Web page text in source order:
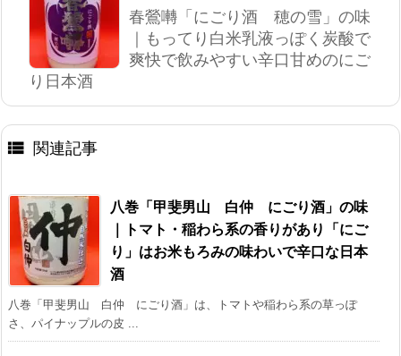
春鶯囀「にごり酒 穂の雪」の味
｜もってり白米乳液っぽく炭酸で
爽快で飲みやすい辛口甘めのにご
り日本酒
 関連記事
八巻「甲斐男山 白仲 にごり酒」の味
｜トマト・稲わら系の香りがあり「にご
り」はお米もろみの味わいで辛口な日本
酒
八巻「甲斐男山 白仲 にごり酒」は、トマトや稲わら系の草っぽ
さ、パイナップルの皮 ...